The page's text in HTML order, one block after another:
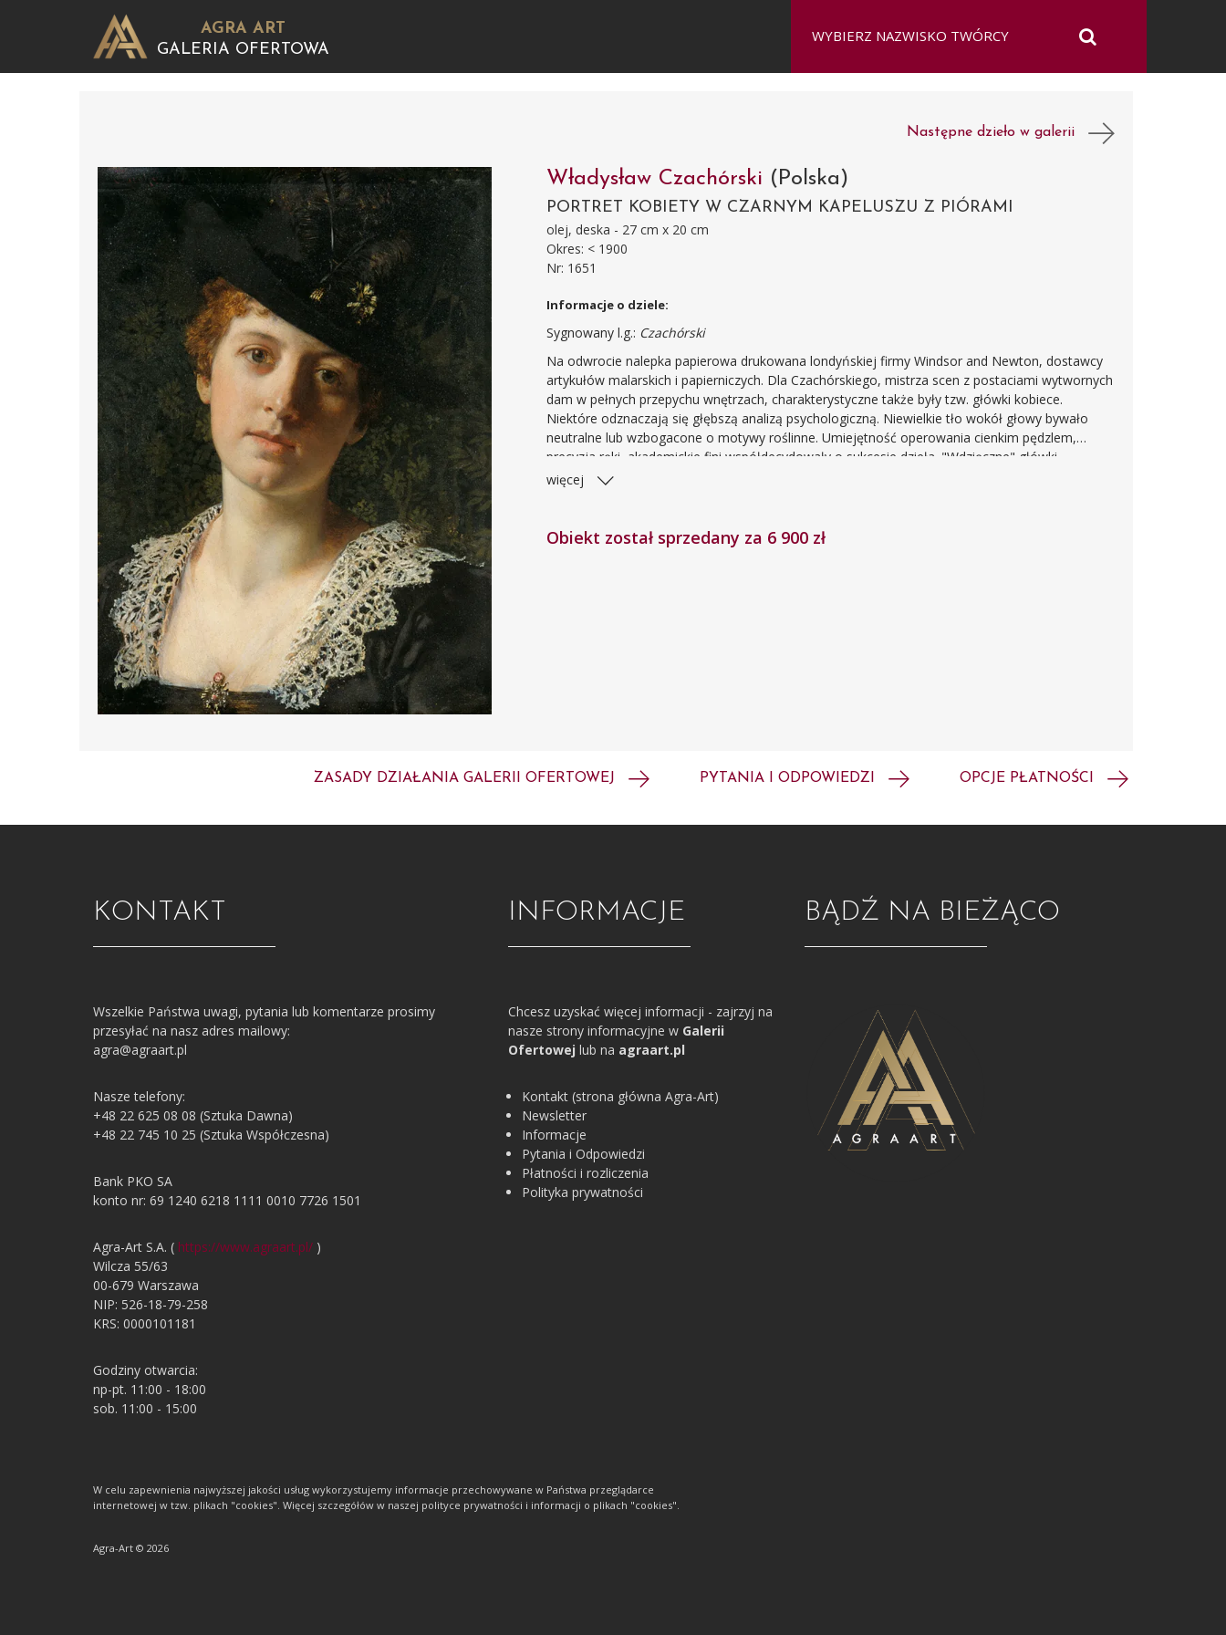
AGRA ART
GALERIA OFERTOWA
Następne dzieło w galerii
Władysław Czachórski (Polska)
PORTRET KOBIETY W CZARNYM KAPELUSZU Z PIÓRAMI
olej, deska - 27 cm x 20 cm
Okres: < 1900
Nr: 1651
Informacje o dziele:
Sygnowany l.g.: Czachórski
Na odwrocie nalepka papierowa drukowana londyńskiej firmy Windsor and Newton, dostawcy
artykułów malarskich i papierniczych. Dla Czachórskiego, mistrza scen z postaciami wytwornych
dam w pełnych przepychu wnętrzach, charakterystyczne także były tzw. główki kobiece.
Niektóre odznaczają się głębszą analizą psychologiczną. Niewielkie tło wokół głowy bywało
neutralne lub wzbogacone o motywy roślinne. Umiejętność operowania cienkim pędzlem,
precyzja ręki, akademickie fini współdecydowały o sukcesie dzieła. "Wdzięczne" główki,
poszukiwane przez wiernych odbiorców sztuki salonowej, stały się dla następnych pokoleń
więcej
Obiekt został sprzedany za 6 900 zł
ZASADY DZIAŁANIA GALERII OFERTOWEJ PYTANIA I ODPOWIEDZI OPCJE PŁATNOŚCI
BĄDŹ NA BIEŻĄCO
INFORMACJE
Chcesz uzyskać więcej informacji - zajrzyj na
nasze strony informacyjne w Galerii
Ofertowej lub na agraart.pl
Kontakt (strona główna Agra-Art)
Newsletter
Informacje
Pytania i Odpowiedzi
Płatności i rozliczenia
Polityka prywatności
KONTAKT
Wszelkie Państwa uwagi, pytania lub komentarze prosimy
przesyłać na nasz adres mailowy:
agra@agraart.pl
Nasze telefony:
+48 22 625 08 08 (Sztuka Dawna)
+48 22 745 10 25 (Sztuka Współczesna)
Bank PKO SA
konto nr: 69 1240 6218 1111 0010 7726 1501
Agra-Art S.A. ( https://www.agraart.pl/ )
Wilcza 55/63
00-679 Warszawa
NIP: 526-18-79-258
KRS: 0000101181
Godziny otwarcia:
np-pt. 11:00 - 18:00
sob. 11:00 - 15:00
W celu zapewnienia najwyższej jakości usług wykorzystujemy informacje przechowywane w Państwa przeglądarce
internetowej w tzw. plikach "cookies". Więcej szczegółów w naszej polityce prywatności i informacji o plikach "cookies".
Agra-Art © 2026